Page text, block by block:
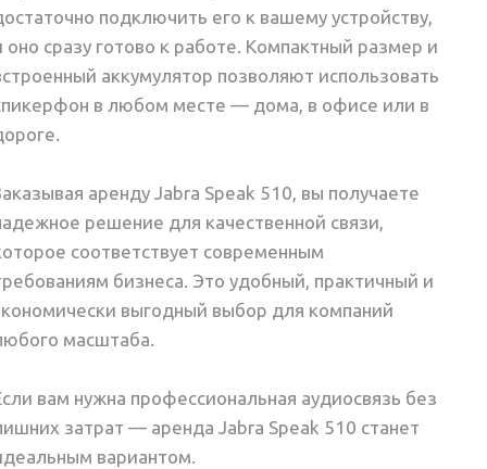
подключить его к вашему устройству,
оно сразу готово к работе. Компактный размер и
аккумулятор позволяют использовать
в любом месте — дома, в офисе или в
аренду Jabra Speak 510, вы получаете
решение для качественной связи,
соответствует современным
бизнеса. Это удобный, практичный и
выгодный выбор для компаний
масштаба.
вам нужна профессиональная аудиосвязь без
затрат — аренда Jabra Speak 510 станет
вариантом.